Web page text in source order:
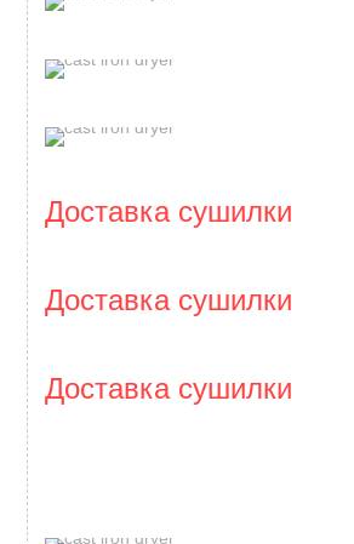
Доставка сушилки
Доставка сушилки
Доставка сушилки